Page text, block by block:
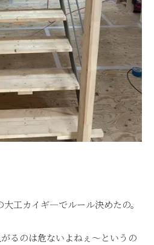
工カイギ―でルール決めたの。
るのは危ないよねぇ～というの